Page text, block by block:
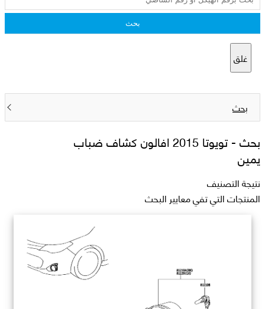
بحث
غلق
بحث
بحث - تويوتا 2015 افالون كشاف ضباب
يمين
نتيجة التصنيف
المنتجات التي تفي معايير البحث